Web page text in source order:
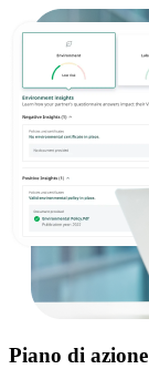
Piano di azione